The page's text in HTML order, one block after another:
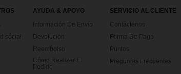
social
AYUDA & APOYO
Información De Envío
Devolución
Reembolso
Cómo Realizar El
Pedido
SERVICIO AL CLIENTE
Contáctenos
Forma De Pago
Puntos
Preguntas Frecuentes